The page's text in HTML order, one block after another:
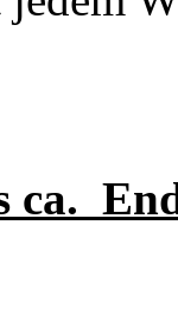
ca.